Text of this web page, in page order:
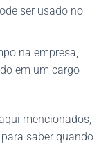
ser usado no
na empresa,
em um cargo
mencionados,
saber quando